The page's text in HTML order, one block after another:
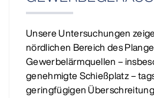
Unsere Untersuchungen
nördlichen Bereich des
Gewerbelärmquellen –
genehmigte Schießplatz –
geringfügigen